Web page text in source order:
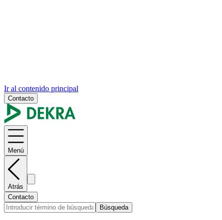
Ir al contenido principal
Contacto
Menú
Atrás
Contacto
Búsqueda